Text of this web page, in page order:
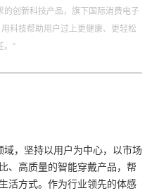
创新科技产品，旗下国际消费电子
科技帮助用户过上更健康、更轻松
。”
，坚持以用户为中心，以市场
、高质量的智能穿戴产品，帮
活方式。作为行业领先的体感